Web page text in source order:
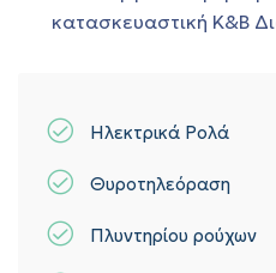
Ηλεκτρικά Ρολά
Θυροτηλεόραση
Πλυντηρίου ρούχων